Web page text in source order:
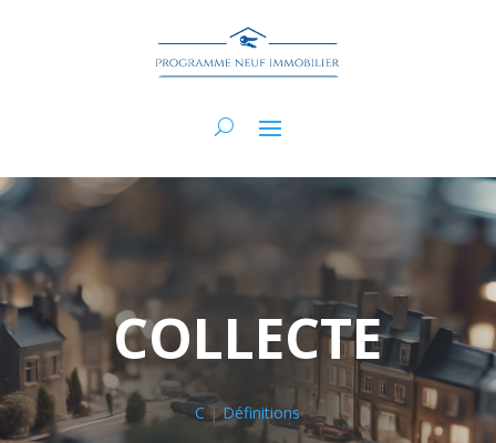
COLLECTE
C |Définitions